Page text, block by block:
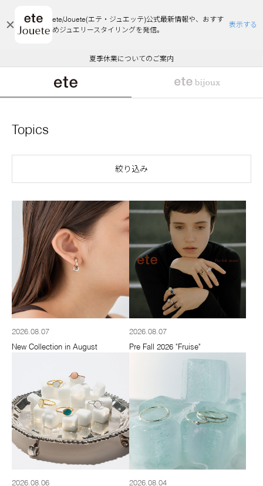
ete/Jouete(エテ・ジュエッテ)公式最新情報や、おすす
めジュエリースタイリングを発信。
表示する
エコラッピング及びエコポイント付与のご案内
ご注文いただいたお品物のお届け状況について
夏季休業についてのご案内
WEB Limited Items >>
採用のご案内
悪質な偽サイトにご注意ください
エコラッピング及びエコポイント付与のご案内
ご注文いただいたお品物のお届け状況について
Topics
絞り込み
2026.08.07
New Collection in August
2026.08.07
Pre Fall 2026 "Fruise"
2026.08.06
2026.08.04